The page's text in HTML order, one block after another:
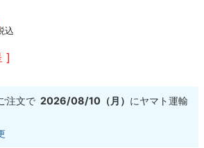
込
]
注文で 2026/08/10（月） にヤマト運輸